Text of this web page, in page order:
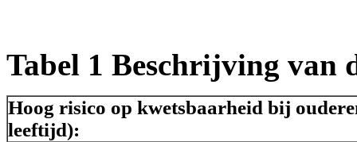
Tabel 1 Beschrijving van
Hoog risico op kwetsbaarheid bij
leeftijd):